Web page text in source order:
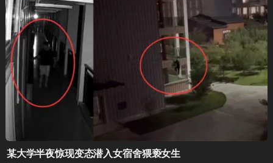
某大学半夜惊现变态潜入女宿舍猥亵女生